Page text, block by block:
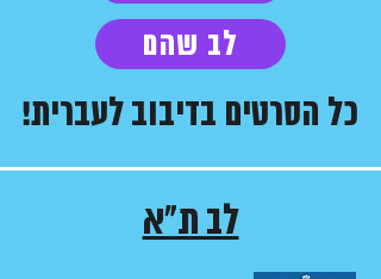
לב שהם
כל הסרטים בדיבוב לעברית!
לב ת"א